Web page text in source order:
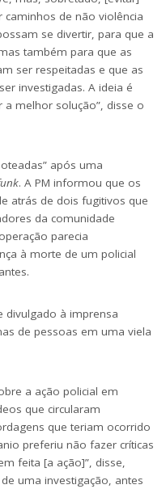
de não violência
se divertir, para que a
também para que as
ser respeitadas e que as
investigadas. A ideia é
melhor solução”, disse o
após uma
. A PM informou que os
atrás de dois fugitivos que
da comunidade
parecia
à morte de um policial
à imprensa
de pessoas em uma viela
a ação policial em
que circularam
que teriam ocorrido
preferiu não fazer críticas
feita [a ação]”, disse,
uma investigação, antes